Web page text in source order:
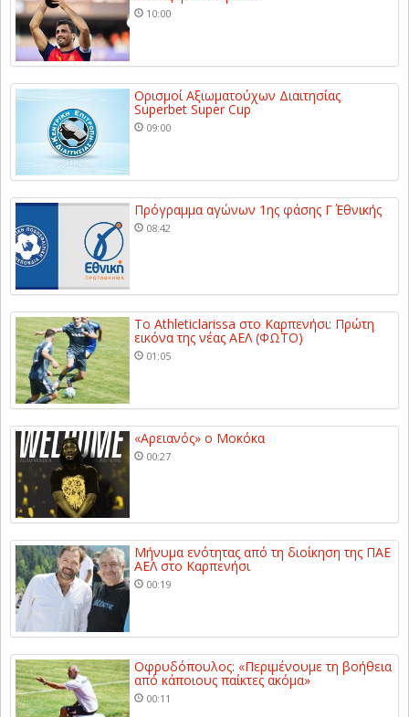
10:00
Ορισμοί Αξιωματούχων Διαιτησίας
Superbet Super Cup
09:00
Πρόγραμμα αγώνων 1ης φάσης Γ΄ Εθνικής
08:42
Το Athleticlarissa στο Καρπενήσι: Πρώτη
εικόνα της νέας ΑΕΛ (ΦΩΤΟ)
01:05
«Αρειανός» ο Μοκόκα
00:27
Μήνυμα ενότητας από τη διοίκηση της ΠΑΕ
ΑΕΛ στο Καρπενήσι
00:19
Οφρυδόπουλος: «Περιμένουμε τη βοήθεια
από κάποιους παίκτες ακόμα»
00:11